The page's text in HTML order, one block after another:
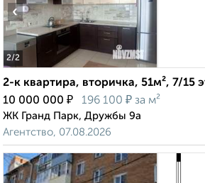
2/2
‹
2-к квартира, вторичка, 51м², 7/15
10 000 000 ₽ 196 100 ₽ за м²
ЖК Гранд Парк, Дружбы 9а
Агентство, 07.08.2026